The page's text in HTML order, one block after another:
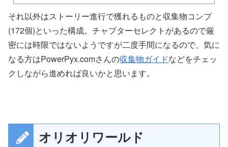
それ以外はストーリー進行で獲れるものと収集物コンプ
(172個)といった構成。チャプターセレクトがあるので厳
密には時限ではないようですが二度手間になるので、気に
なる方はPowerPyx.comさんの収集物ガイドなどをチェッ
クしながら進めれば良いかと思います。
オリオリワールド